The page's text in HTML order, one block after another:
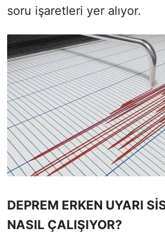
soru işaretleri yer alıyor.
DEPREM ERKEN UYARI
NASIL ÇALIŞIYOR?